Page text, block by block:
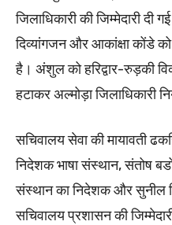
जिलाधिकारी की जिम्मेदारी
दिव्यांगजन और आकांक्षा कोंडे को
है। अंशुल को हरिद्वार-रुड़की
हटाकर अल्मोड़ा जिलाधिकारी
सचिवालय सेवा की मायावती
निदेशक भाषा संस्थान, संतोष
संस्थान का निदेशक और सुनील
सचिवालय प्रशासन की